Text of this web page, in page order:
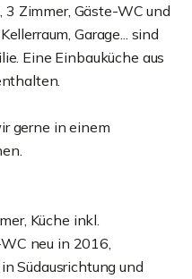
Zimmer, Gäste-WC und
Garage... sind
Eine Einbauküche aus
gerne in einem
Küche inkl.
neu in 2016,
Südausrichtung und